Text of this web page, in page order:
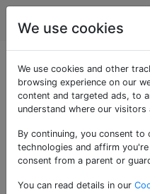
Android
SMS
certains
[fermé]
We use cookies
We use cookies and other
browsing experience on our
content and targeted ads, to
understand where our visitors
By continuing, you consent
technologies and affirm
consent from a parent or
You can read details in our